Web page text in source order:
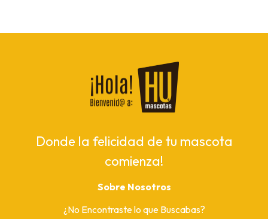
Donde la felicidad de tu mascota
comienza!
Sobre Nosotros
¿No Encontraste lo que Buscabas?